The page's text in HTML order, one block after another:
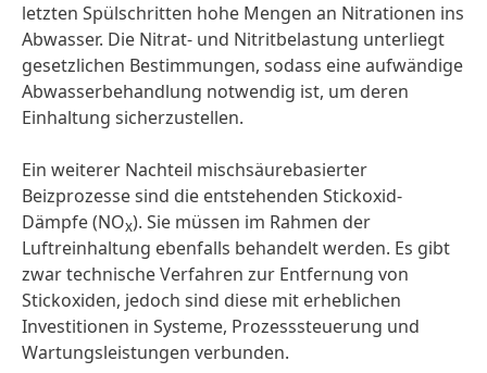
letzten Spülschritten hohe Mengen an Nitrationen ins
Abwasser. Die Nitrat- und Nitritbelastung unterliegt
gesetzlichen Bestimmungen, sodass eine aufwändige
Abwasserbehandlung notwendig ist, um deren
Einhaltung sicherzustellen.
Ein weiterer Nachteil mischsäurebasierter
Beizprozesse sind die entstehenden Stickoxid-
Dämpfe (NOx). Sie müssen im Rahmen der
Luftreinhaltung ebenfalls behandelt werden. Es gibt
zwar technische Verfahren zur Entfernung von
Stickoxiden, jedoch sind diese mit erheblichen
Investitionen in Systeme, Prozesssteuerung und
Wartungsleistungen verbunden.